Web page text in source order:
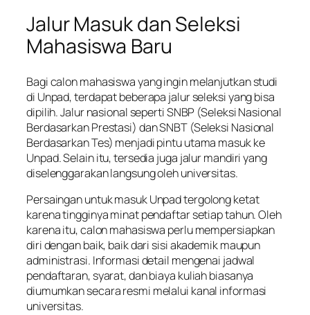
Jalur Masuk dan Seleksi
Mahasiswa Baru
Bagi calon mahasiswa yang ingin melanjutkan studi
di Unpad, terdapat beberapa jalur seleksi yang bisa
dipilih. Jalur nasional seperti SNBP (Seleksi Nasional
Berdasarkan Prestasi) dan SNBT (Seleksi Nasional
Berdasarkan Tes) menjadi pintu utama masuk ke
Unpad. Selain itu, tersedia juga jalur mandiri yang
diselenggarakan langsung oleh universitas.
Persaingan untuk masuk Unpad tergolong ketat
karena tingginya minat pendaftar setiap tahun. Oleh
karena itu, calon mahasiswa perlu mempersiapkan
diri dengan baik, baik dari sisi akademik maupun
administrasi. Informasi detail mengenai jadwal
pendaftaran, syarat, dan biaya kuliah biasanya
diumumkan secara resmi melalui kanal informasi
universitas.